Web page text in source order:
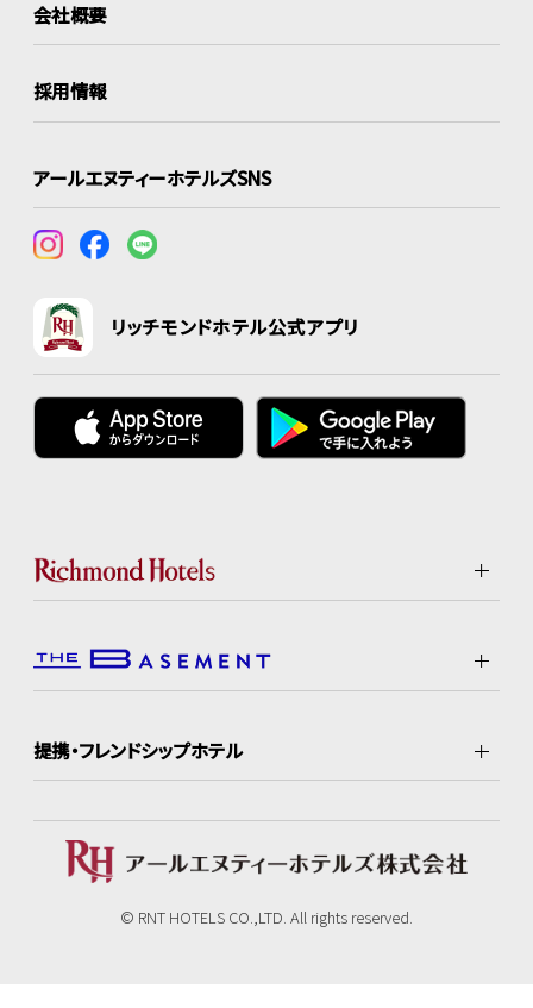
会社概要
採用情報
アールエヌティーホテルズSNS
リッチモンドホテル公式アプリ
提携・フレンドシップホテル
© RNT HOTELS CO.,LTD. All rights reserved.